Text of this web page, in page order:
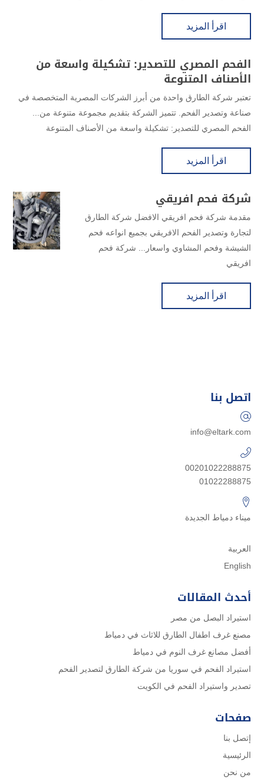
اقرأ المزيد
الفحم المصري للتصدير: تشكيلة واسعة من
الأصناف المتنوعة
تعتبر شركة الطارق واحدة من أبرز الشركات المصرية المتخصصة في
صناعة وتصدير الفحم. تتميز الشركة بتقديم مجموعة متنوعة من...
الفحم المصري للتصدير: تشكيلة واسعة من الأصناف المتنوعة
اقرأ المزيد
شركة فحم افريقي
مقدمة شركة فحم افريقي الافضل شركة الطارق
لتجارة وتصدير الفحم الافريقي بجميع انواعه فحم
الشيشة وفحم المشاوي واسعار... شركة فحم
افريقي
اقرأ المزيد
اتصل بنا
info@eltark.com
00201022288875
01022288875
ميناء دمياط الجديدة
العربية
English
أحدث المقالات
استيراد البصل من مصر
مصنع غرف اطفال الطارق للاثاث في دمياط
أفضل مصانع غرف النوم في دمياط
استيراد الفحم في سوريا من شركة الطارق لتصدير الفحم
تصدير واستيراد الفحم في الكويت
صفحات
إتصل بنا
الرئيسية
من نحن